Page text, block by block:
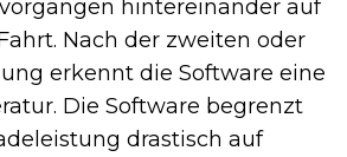
hintereinander auf
Nach der zweiten oder
erkennt die Software eine
Die Software begrenzt
drastisch auf